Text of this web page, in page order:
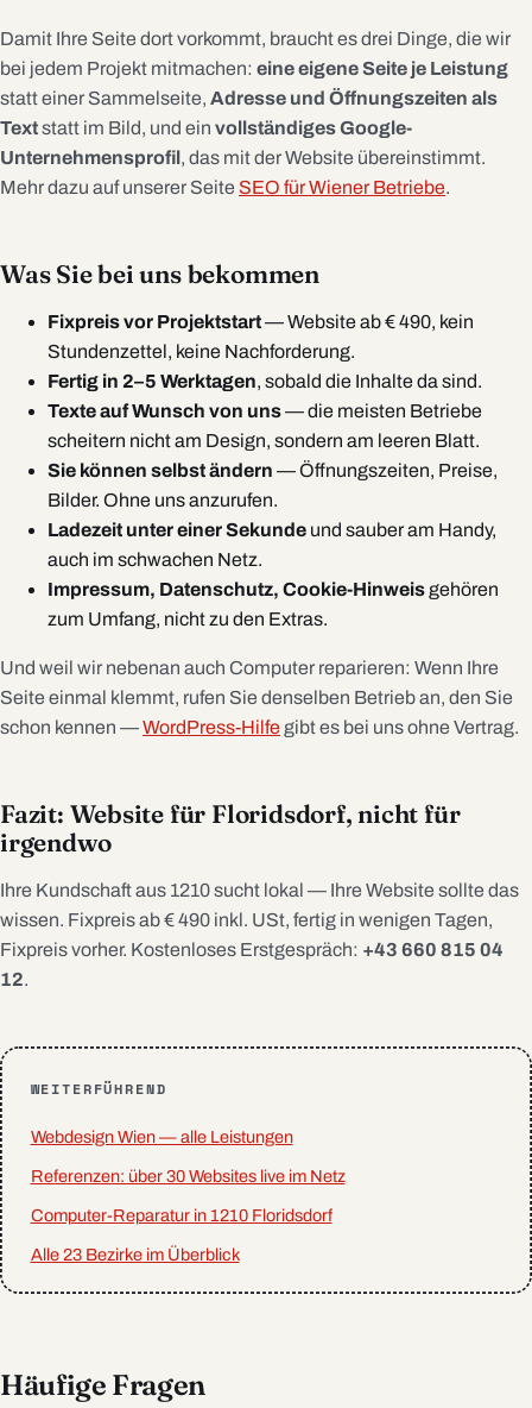
Damit Ihre Seite dort vorkommt, braucht es drei Dinge, die wir
bei jedem Projekt mitmachen: eine eigene Seite je Leistung
statt einer Sammelseite, Adresse und Öffnungszeiten als
Textstatt im Bild, und ein vollständiges Google-
Unternehmensprofil, das mit der Website übereinstimmt.
Mehr dazu auf unserer Seite SEO für Wiener Betriebe.
Was Sie bei uns bekommen
Fixpreis vor Projektstart— Website ab € 490, kein
Stundenzettel, keine Nachforderung.
Fertig in 2–5 Werktagen, sobald die Inhalte da sind.
Texte auf Wunsch von uns— die meisten Betriebe
scheitern nicht am Design, sondern am leeren Blatt.
Sie können selbst ändern — Öffnungszeiten, Preise,
Bilder. Ohne uns anzurufen.
Ladezeit unter einer Sekunde und sauber am Handy,
auch im schwachen Netz.
Impressum, Datenschutz, Cookie-Hinweisgehören
zum Umfang, nicht zu den Extras.
Und weil wir nebenan auch Computer reparieren: Wenn Ihre
Seite einmal klemmt, rufen Sie denselben Betrieb an, den Sie
schon kennen —WordPress-Hilfegibt es bei uns ohne Vertrag.
Fazit: Website für Floridsdorf, nicht für
irgendwo
Ihre Kundschaft aus 1210 sucht lokal — Ihre Website sollte das
wissen. Fixpreis ab € 490 inkl. USt, fertig in wenigen Tagen,
Fixpreis vorher. Kostenloses Erstgespräch: +43 660 815 04
12.
WEITERFÜHREND
Webdesign Wien — alle Leistungen
Referenzen: über 30 Websites live im Netz
Computer-Reparatur in 1210 Floridsdorf
Alle 23 Bezirke im Überblick
Häufige Fragen